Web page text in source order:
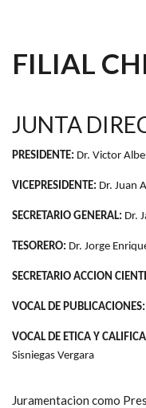
FILIAL
JUNTA
PRESIDENTE: Dr. Victor
VICEPRESIDENTE: Dr. Juan
SECRETARIO GENERAL: Dr.
TESORERO: Dr. Jorge
SECRETARIO ACCION
VOCAL DE PUBLICACIONES:
VOCAL DE ETICA Y
Sisniegas Vergara
Juramentacion como